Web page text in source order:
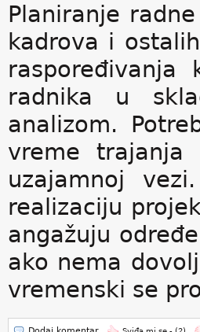
Planiranje
kadrova i
raspoređivanja
radnika u
analizom.
vreme
uzajamnoj
realizaciju
angažuju
ako nema
vremenski se